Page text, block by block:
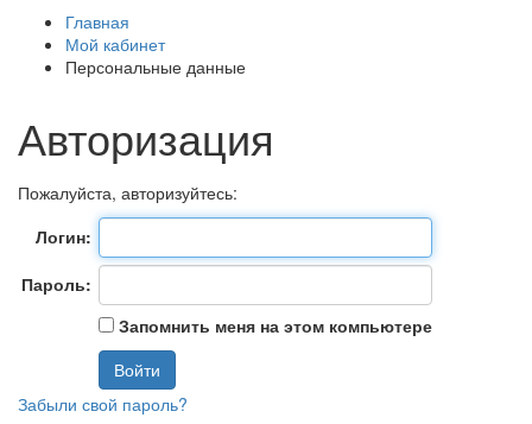
Главная
Мой кабинет
Персональные данные
Авторизация
Пожалуйста, авторизуйтесь:
Логин:
Пароль:
Запомнить меня на этом компьютере
Забыли свой пароль?